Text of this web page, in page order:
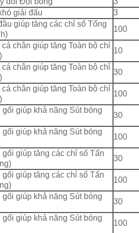
giải đấu
3
giúp tăng các chỉ số Tổng
100
cá chân giúp tăng Toàn bộ chỉ
10
cá chân giúp tăng Toàn bộ chỉ
30
cá chân giúp tăng Toàn bộ chỉ
100
gối giúp khả năng Sút bóng
30
gối giúp khả năng Sút bóng
100
gối giúp tăng các chỉ số Tấn
30
gối giúp tăng các chỉ số Tấn
100
gối giúp khả năng Sút bóng
30
gối giúp khả năng Sút bóng
100